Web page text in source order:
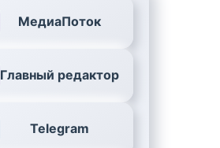
МедиаПоток
Главный редактор
Telegram